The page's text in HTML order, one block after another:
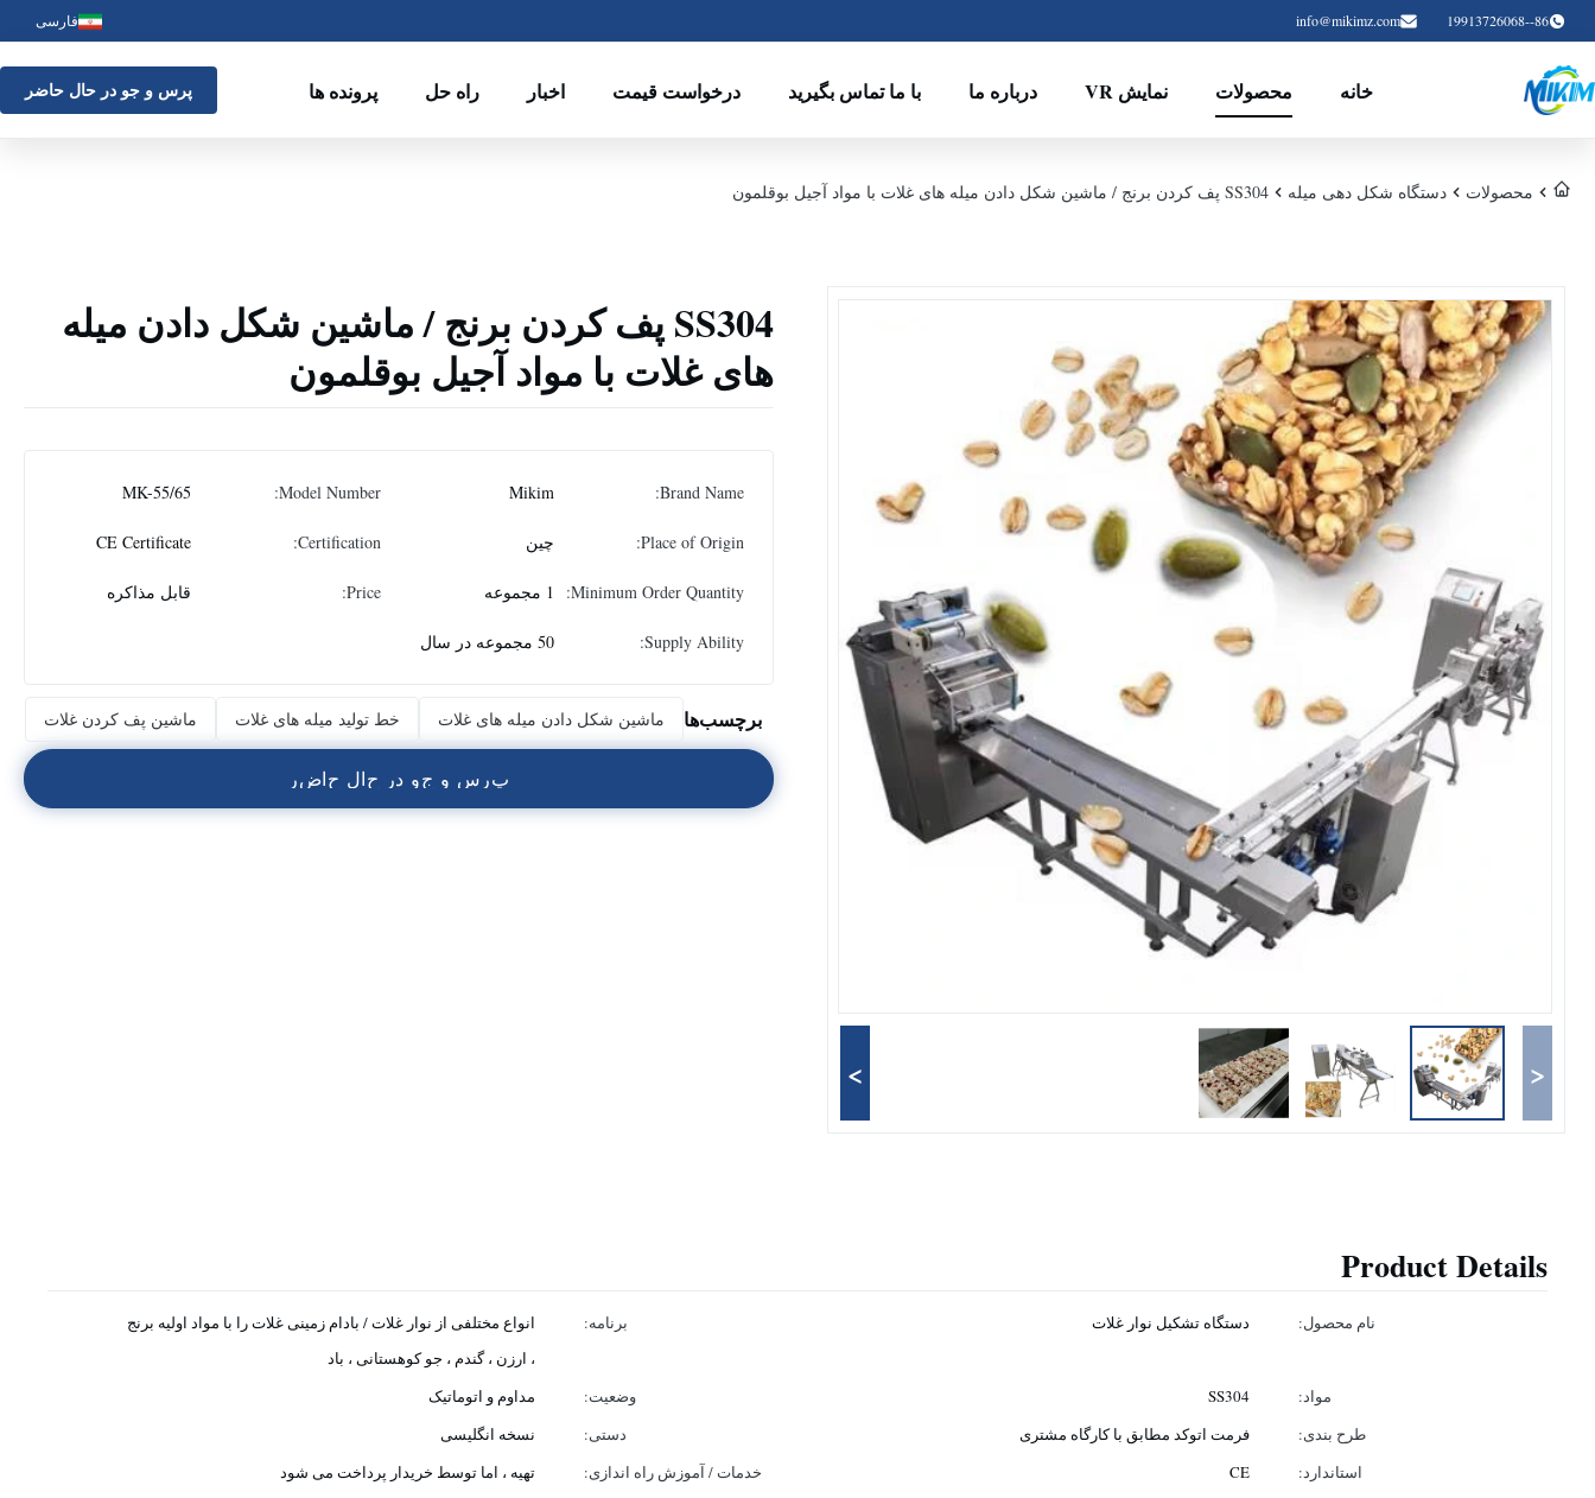
86--19913726068
info@mikimz.com فارسی
خانه محصولات نمایش VR درباره ما با ما تماس بگیرید درخواست قیمت اخبار راه حل پرونده ها پرس و جو در حال حاضر
محصولات دستگاه شکل دهی میله SS304 پف کردن برنج / ماشین شکل دادن میله های غلات با مواد آجیل بوقلمون
<
>
SS304 پف کردن برنج / ماشین شکل دادن میله
های غلات با مواد آجیل بوقلمون
Brand Name:
Mikim
Model Number:
MK-55/65
Place of Origin: چین Certification:
CE Certificate
Minimum Order Quantity: 1 مجموعه Price: قابل مذاکره
Supply Ability: 50 مجموعه در سال
برچسب‌ها ماشین شکل دادن میله های غلات خط تولید میله های غلات ماشین پف کردن غلات
پر س و جو در حال حاضر
Product Details
نام محصول: دستگاه تشکیل نوار غلات برنامه:
انواع مختلفی از نوار غلات / بادام زمینی غلات را با مواد اولیه برنج
، ارزن ، گندم ، جو کوهستانی ، باد
مواد:
SS304 وضعیت:
مداوم و اتوماتیک
طرح بندی:
فرمت اتوکد مطابق با کارگاه مشتری دستی:
نسخه انگلیسی
استاندارد:
CE خدمات / آموزش راه اندازی:
تهیه ، اما توسط خریدار پرداخت می شود